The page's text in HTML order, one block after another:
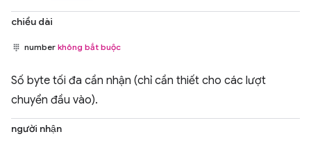
chiều dài
number không bắt buộc
Số byte tối đa cần nhận (chỉ cần thiết cho các lượt
chuyển đầu vào).
người nhận